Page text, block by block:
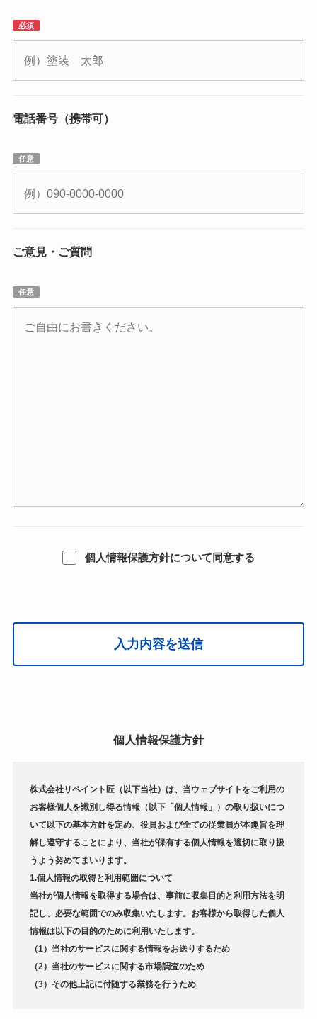
必須
電話番号（携帯可）
任意
ご意見・ご質問
任意
個人情報保護方針について同意する
個人情報保護方針
株式会社リペイント匠（以下当社）は、当ウェブサイトをご利用の
お客様個人を識別し得る情報（以下「個人情報」）の取り扱いにつ
いて以下の基本方針を定め、役員および全ての従業員が本趣旨を理
解し遵守することにより、当社が保有する個人情報を適切に取り扱
うよう努めてまいります。
1.個人情報の取得と利用範囲について
当社が個人情報を取得する場合は、事前に収集目的と利用方法を明
記し、必要な範囲でのみ収集いたします。お客様から取得した個人
情報は以下の目的のために利用いたします。
（1）当社のサービスに関する情報をお送りするため
（2）当社のサービスに関する市場調査のため
（3）その他上記に付随する業務を行うため